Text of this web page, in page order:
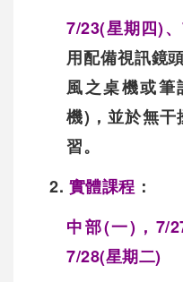
7/23(星期四)
用配備視訊鏡
風之桌機或
機)，並於無干
習。
2. 實體課程 ：
中部(一)，7/
7/28(星期二)